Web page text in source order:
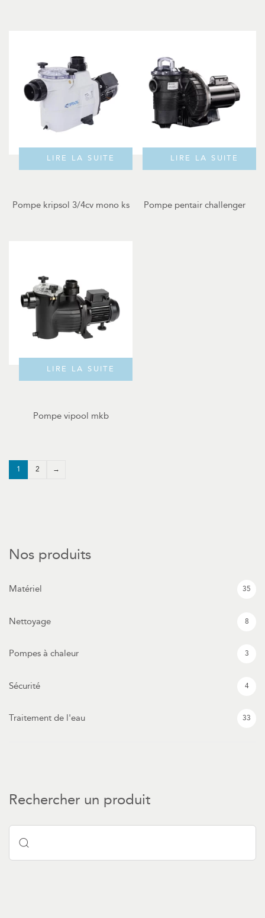
LIRE LA SUITE
Pompe kripsol 3/4cv mono ks
LIRE LA SUITE
Pompe pentair challenger
LIRE LA SUITE
Pompe vipool mkb
1 2 →
Nos produits
Matériel 35
Nettoyage 8
Pompes à chaleur 3
Sécurité 4
Traitement de l'eau 33
Rechercher un produit